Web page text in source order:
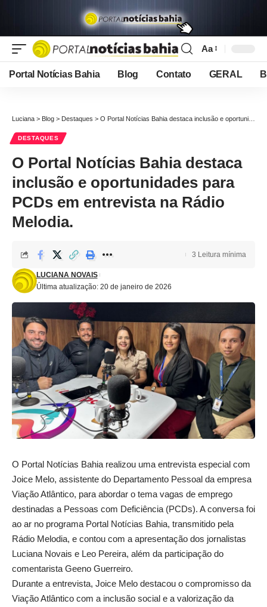
Font
Resizer
Aa
Portal Notícias Bahia Blog Contato GERAL
Luciana > Blog > Destaques > O Portal Notícias Bahia destaca inclusão e oportunidades para PCDs em entrevista na Rádio Melodia.
DESTAQUES
O Portal Notícias Bahia destaca
inclusão e oportunidades para
PCDs em entrevista na Rádio
Melodia.
Última atualização: 20 de janeiro de 2026
LUCIANA NOVAIS
3 Leitura mínima
O Portal Notícias Bahia realizou uma entrevista especial com
Joice Melo, assistente do Departamento Pessoal da empresa
Viação Atlântico, para abordar o tema vagas de emprego
destinadas a Pessoas com Deficiência (PCDs). A conversa foi
ao ar no programa Portal Notícias Bahia, transmitido pela
Rádio Melodia, e contou com a apresentação dos jornalistas
Luciana Novais e Leo Pereira, além da participação do
comentarista Geeno Guerreiro.
Durante a entrevista, Joice Melo destacou o compromisso da
Viação Atlântico com a inclusão social e a valorização da